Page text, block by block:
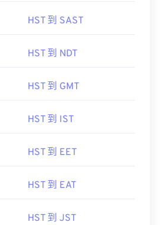
HST 到 SAST
HST 到 NDT
HST 到 GMT
HST 到 IST
HST 到 EET
HST 到 EAT
HST 到 JST